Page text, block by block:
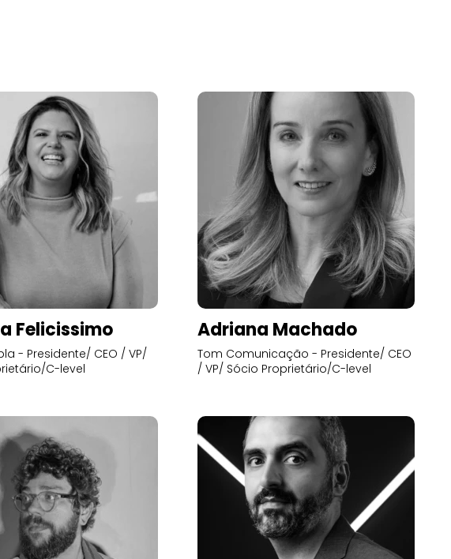
Felicissimo
- Presidente/ CEO / VP/
C-level
Adriana Machado
Tom Comunicação - Presidente/ CEO
/ VP/ Sócio Proprietário/C-level